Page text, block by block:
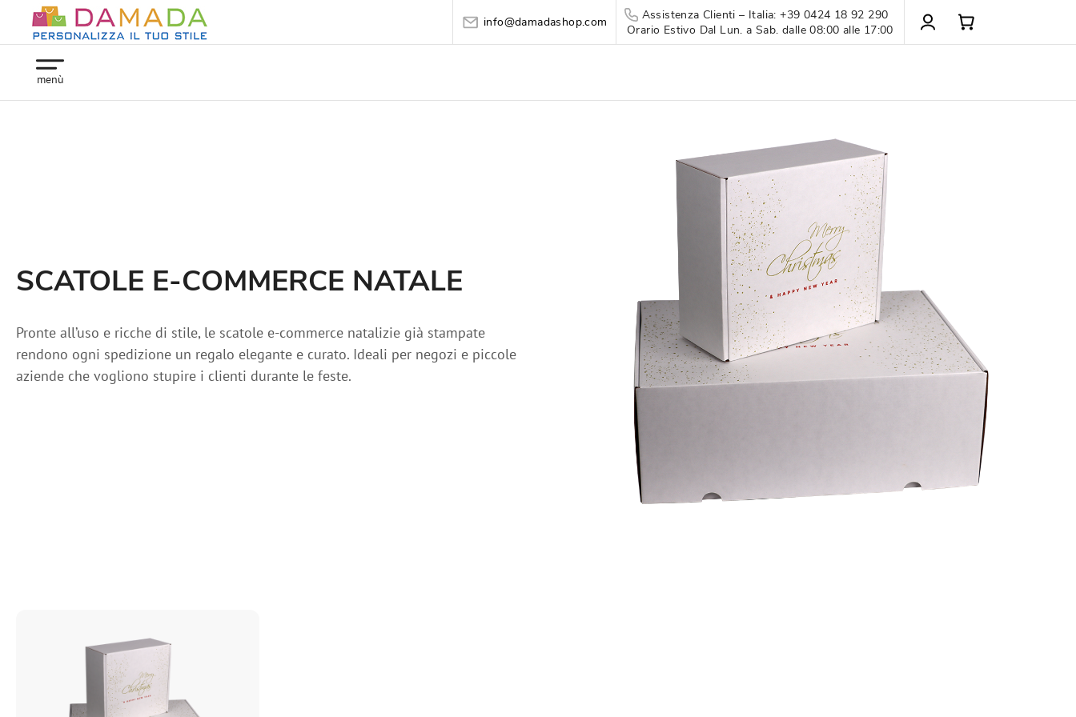
info@damadashop.com
Assistenza Clienti – Italia: +39 0424 18 92 290
Orario Estivo Dal Lun. a Sab. dalle 08:00 alle 17:00
menù
SCATOLE E-COMMERCE NATALE
Pronte all’uso e ricche di stile, le scatole e-commerce natalizie già stampate
rendono ogni spedizione un regalo elegante e curato. Ideali per negozi e piccole
aziende che vogliono stupire i clienti durante le feste.